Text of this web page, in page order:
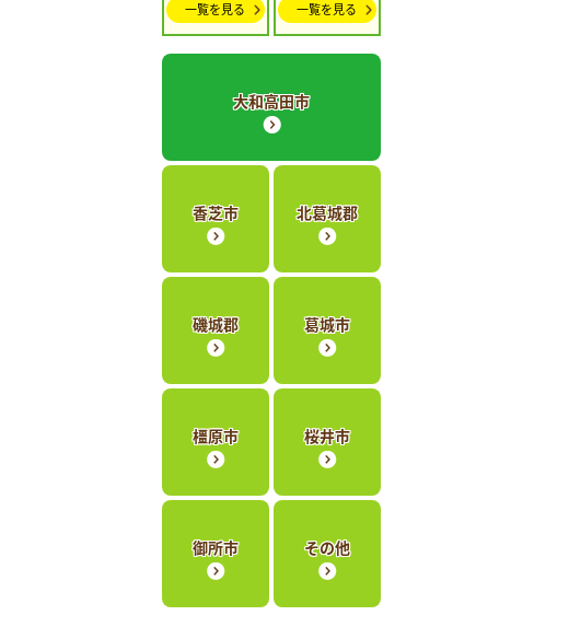
一覧を見る 一覧を見る
大和高田市
香芝市 北葛城郡
磯城郡 葛城市
橿原市 桜井市
御所市 その他